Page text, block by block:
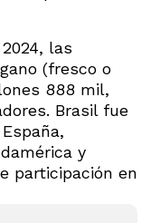
las
(fresco o
888 mil,
Brasil fue
y
participación en